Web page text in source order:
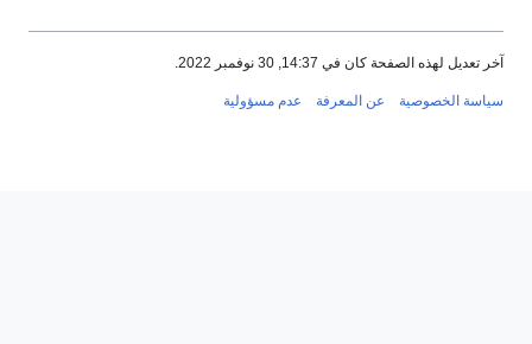
آخر تعديل لهذه الصفحة كان في 14:37, 30 نوفمبر 2022.
سياسة الخصوصية عن المعرفة عدم مسؤولية